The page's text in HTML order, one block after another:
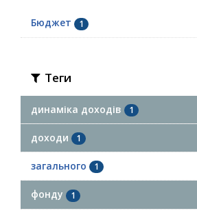
Бюджет 1
Теги
динаміка доходів 1
доходи 1
загального 1
фонду 1